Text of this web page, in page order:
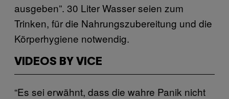
ausgeben”. 30 Liter Wasser seien zum
Trinken, für die Nahrungszubereitung und die
Körperhygiene notwendig.
VIDEOS BY VICE
“Es sei erwähnt, dass die wahre Panik nicht